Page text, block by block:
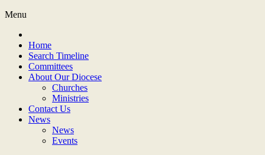
Menu
Home
Search Timeline
Committees
About Our Diocese
Churches
Ministries
Contact Us
News
News
Events